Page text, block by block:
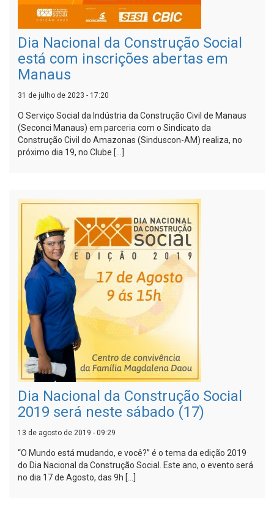
Dia Nacional da Construção Social
está com inscrições abertas em
Manaus
31 de julho de 2023 - 17:20
O Serviço Social da Indústria da Construção Civil de Manaus
(Seconci Manaus) em parceria com o Sindicato da
Construção Civil do Amazonas (Sinduscon-AM) realiza, no
próximo dia 19, no Clube […]
Dia Nacional da Construção Social
2019 será neste sábado (17)
13 de agosto de 2019 - 09:29
“O Mundo está mudando, e você?” é o tema da edição 2019
do Dia Nacional da Construção Social. Este ano, o evento será
no dia 17 de Agosto, das 9h […]